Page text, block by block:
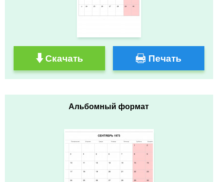
Скачать Печать
Альбомный формат